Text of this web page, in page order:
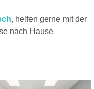
, helfen gerne mit der
nach Hause